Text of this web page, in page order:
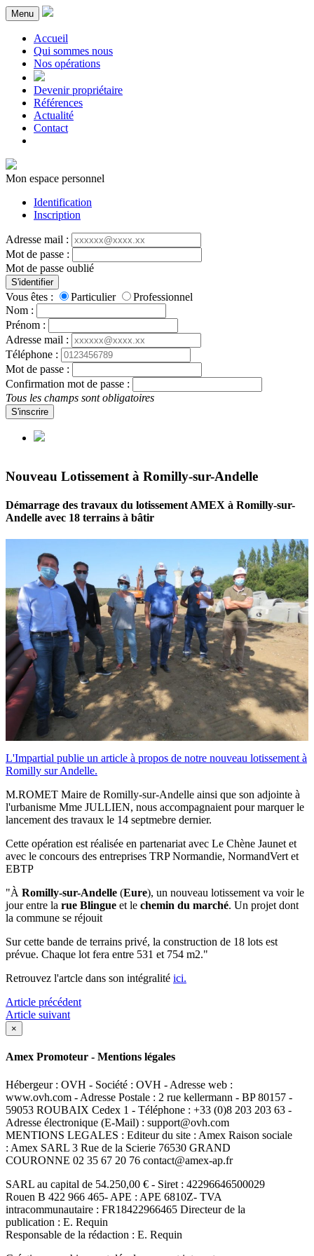
Menu
Accueil
Qui sommes nous
Nos opérations
Devenir propriétaire
Références
Actualité
Contact
Mon espace personnel
Identification
Inscription
Adresse mail :
Mot de passe :
Mot de passe oublié
S'identifier
Vous êtes : Particulier
Professionnel
Nom :
Prénom :
Adresse mail :
Téléphone :
Mot de passe :
Confirmation mot de passe :
Tous les champs sont obligatoires
S'inscrire
Nouveau Lotissement à Romilly-sur-Andelle
Démarrage des travaux du lotissement AMEX à Romilly-sur-
Andelle avec 18 terrains à bâtir
L'Impartial publie un article à propos de notre nouveau lotissement à
Romilly sur Andelle.
M.ROMET Maire de Romilly-sur-Andelle ainsi que son adjointe à
l'urbanisme Mme JULLIEN, nous accompagnaient pour marquer le
lancement des travaux le 14 septmebre dernier.
Cette opération est réalisée en partenariat avec Le Chène Jaunet et
avec le concours des entreprises TRP Normandie, NormandVert et
EBTP
"À Romilly-sur-Andelle (Eure), un nouveau lotissement va voir le
jour entre la rue Blingue et le chemin du marché. Un projet dont
la commune se réjouit
Sur cette bande de terrains privé, la construction de 18 lots est
prévue. Chaque lot fera entre 531 et 754 m2."
Retrouvez l'artcle dans son intégralité ici.
Article précédent
Article suivant
×
Amex Promoteur - Mentions légales
Hébergeur : OVH - Société : OVH - Adresse web :
www.ovh.com - Adresse Postale : 2 rue kellermann - BP 80157 -
59053 ROUBAIX Cedex 1 - Téléphone : +33 (0)8 203 203 63 -
Adresse électronique (E-Mail) : support@ovh.com
MENTIONS LEGALES : Editeur du site : Amex Raison sociale
: Amex SARL 3 Rue de la Scierie 76530 GRAND
COURONNE 02 35 67 20 76 contact@amex-ap.fr
SARL au capital de 54.250,00 € - Siret : 42296646500029
Rouen B 422 966 465- APE : APE 6810Z- TVA
intracommunautaire : FR18422966465 Directeur de la
publication : E. Requin
Responsable de la rédaction : E. Requin